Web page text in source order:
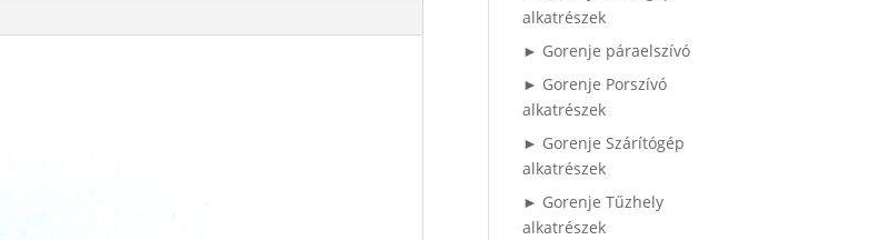
alkatrészek
► Gorenje páraelszívó
► Gorenje Porszívó
alkatrészek
► Gorenje Szárítógép
alkatrészek
► Gorenje Tűzhely
alkatrészek